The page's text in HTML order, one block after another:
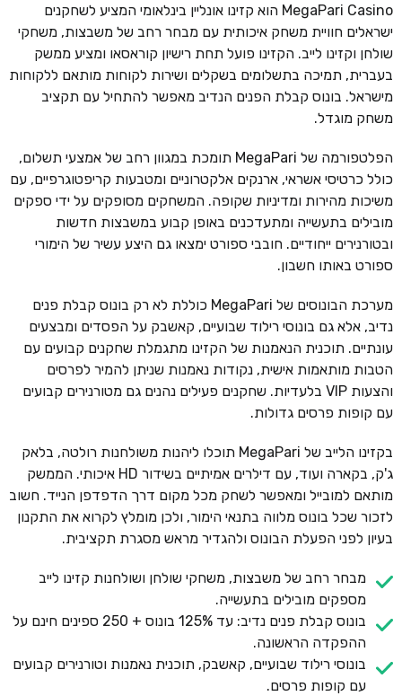
MegaPari Casino הוא קזינו אונליין בינלאומי המציע לשחקנים
ישראלים חוויית משחק איכותית עם מבחר רחב של משבצות, משחקי
שולחן וקזינו לייב. הקזינו פועל תחת רישיון קוראסאו ומציע ממשק
בעברית, תמיכה בתשלומים בשקלים ושירות לקוחות מותאם ללקוחות
מישראל. בונוס קבלת הפנים הנדיב מאפשר להתחיל עם תקציב
משחק מוגדל.
הפלטפורמה של MegaPari תומכת במגוון רחב של אמצעי תשלום,
כולל כרטיסי אשראי, ארנקים אלקטרוניים ומטבעות קריפטוגרפיים, עם
משיכות מהירות ומדיניות שקופה. המשחקים מסופקים על ידי ספקים
מובילים בתעשייה ומתעדכנים באופן קבוע במשבצות חדשות
ובטורנירים ייחודיים. חובבי ספורט ימצאו גם היצע עשיר של הימורי
ספורט באותו חשבון.
מערכת הבונוסים של MegaPari כוללת לא רק בונוס קבלת פנים
נדיב, אלא גם בונוסי רילוד שבועיים, קאשבק על הפסדים ומבצעים
עונתיים. תוכנית הנאמנות של הקזינו מתגמלת שחקנים קבועים עם
הטבות מותאמות אישית, נקודות נאמנות שניתן להמיר לפרסים
והצעות VIP בלעדיות. שחקנים פעילים נהנים גם מטורנירים קבועים
עם קופות פרסים גדולות.
בקזינו הלייב של MegaPari תוכלו ליהנות משולחנות רולטה, בלאק
ג'ק, בקארה ועוד, עם דילרים אמיתיים בשידור HD איכותי. הממשק
מותאם למובייל ומאפשר לשחק מכל מקום דרך הדפדפן הנייד. חשוב
לזכור שכל בונוס מלווה בתנאי הימור, ולכן מומלץ לקרוא את התקנון
בעיון לפני הפעלת הבונוס ולהגדיר מראש מסגרת תקציבית.
מבחר רחב של משבצות, משחקי שולחן ושולחנות קזינו לייב
מספקים מובילים בתעשייה.
בונוס קבלת פנים נדיב: עד 125% בונוס + 250 ספינים חינם על
ההפקדה הראשונה.
בונוסי רילוד שבועיים, קאשבק, תוכנית נאמנות וטורנירים קבועים
עם קופות פרסים.